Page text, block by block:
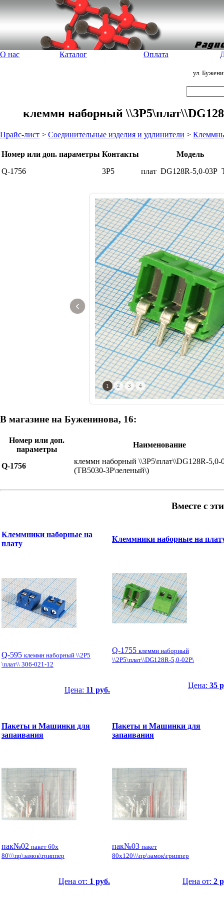
О нас Каталог Оплата
ул.
клеммн наборный
Прайс-лист > Соединительные изделия и удлинители >
Номер или доп. параметры Контакты
Модель
Q-1756
3P5 плат DG128R-5,0-03P
‹
1 2 3 4
В магазине на Буженинова, 16:
Номер или доп.
параметры
Наименование
Q-1756
клеммн наборный \\3P5\плат\\DG128R-5,0-
(TB5030-3P\зеленый\)
Вместе с
Клеммники наборные на
плату
Q-595 клеммн наборный \\2P5
\плат\\ 306-021-12
Цена: 11 руб.
Клеммники наборные на
Q-1755 клеммн наборный
\\2P5\плат\\DG128R-5,0-02P\
Цена: 35
Пакеты и Машинки для
запаивания
пак№02 пакет 60x
80\\\пр\замок\гриппер
Цена от: 1 руб.
Пакеты и Машинки для
запаивания
пак№03 пакет
80x120\\\пр\замок\гриппер
Цена от: 2